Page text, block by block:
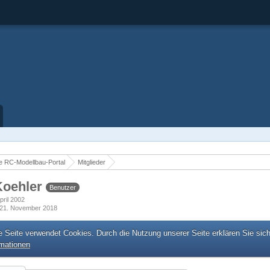
RC-Modellbau-Portal Mitglieder
Benutzer
2002
21. November 2018
Seite verwendet Cookies. Durch die Nutzung unserer Seite erklären Sie